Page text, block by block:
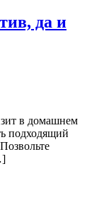
да и
в домашнем
подходящий